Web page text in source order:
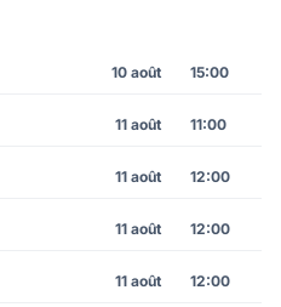
10 août 15:00
11 août 11:00
11 août 12:00
11 août 12:00
11 août 12:00